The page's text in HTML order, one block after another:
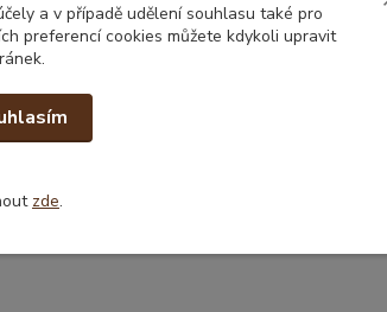
a v případě udělení souhlasu také pro
preferencí cookies můžete kdykoli upravit
zde.